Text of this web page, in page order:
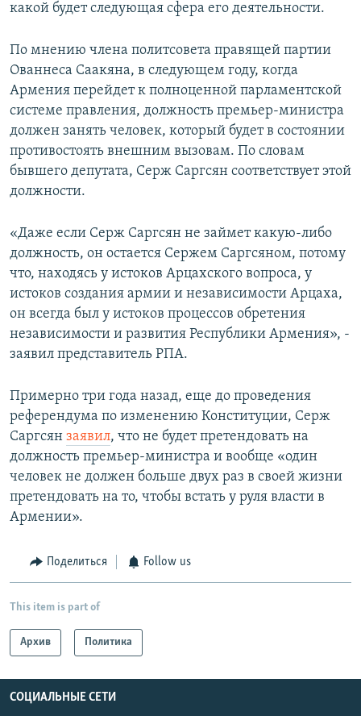
какой будет следующая сфера его деятельности.
По мнению члена политсовета правящей партии
Ованнеса Саакяна, в следующем году, когда
Армения перейдет к полноценной парламентской
системе правления, должность премьер-министра
должен занять человек, который будет в состоянии
противостоять внешним вызовам. По словам
бывшего депутата, Серж Саргсян соответствует этой
должности.
«Даже если Серж Саргсян не займет какую-либо
должность, он остается Сержем Саргсяном, потому
что, находясь у истоков Арцахского вопроса, у
истоков создания армии и независимости Арцаха,
он всегда был у истоков процессов обретения
независимости и развития Республики Армения», -
заявил представитель РПА.
Примерно три года назад, еще до проведения
референдума по изменению Конституции, Серж
Саргсян заявил, что не будет претендовать на
должность премьер-министра и вообще «один
человек не должен больше двух раз в своей жизни
претендовать на то, чтобы встать у руля власти в
Армении».
Поделиться Follow us
This item is part of
Архив Политика
СОЦИАЛЬНЫЕ СЕТИ